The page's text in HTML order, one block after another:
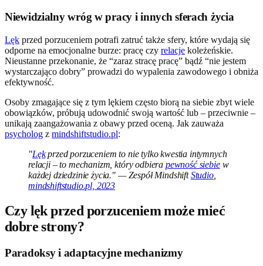
Niewidzialny wróg w pracy i innych sferach życia
Lęk przed porzuceniem potrafi zatruć także sfery, które wydają się
odporne na emocjonalne burze: pracę czy relacje koleżeńskie.
Nieustanne przekonanie, że “zaraz stracę pracę” bądź “nie jestem
wystarczająco dobry” prowadzi do wypalenia zawodowego i obniża
efektywność.
Osoby zmagające się z tym lękiem często biorą na siebie zbyt wiele
obowiązków, próbują udowodnić swoją wartość lub – przeciwnie –
unikają zaangażowania z obawy przed oceną. Jak zauważa
psycholog z mindshiftstudio.pl:
"Lękprzed porzuceniem to nie tylko kwestia intymnych
relacji – to mechanizm, który odbiera pewność siebiew
każdej dziedzinie życia." — Zespół MindshiftStudio,
mindshiftstudio.pl, 2023
Czy lęk przed porzuceniem może mieć
dobre strony?
Paradoksy i adaptacyjne mechanizmy